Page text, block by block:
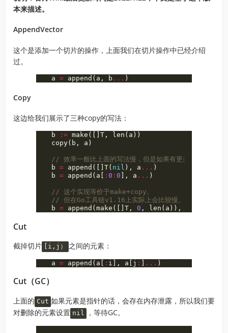
本来描述。
AppendVector
这个是添加一个切片的操作，上面我们在切片操作中已经介绍
过。
a = append ( a , b ... )
Copy
这边给我们展示了三种copy的写法：
b := make ([] T , len ( a ))
copy( b , a )
// 效率一般比上面的写法慢，但是如果有更多，他们效率
b = append ([] T( nil ), a ... )
b = append ( a : 0 : 0 ], a ... )
// 这个实现等价于make+copy。
// 但在Go工具链v1.16上实际上会比较慢。
b = append ( make ([] T , 0 , len ( a )),
Cut
截掉切片 [i,j） 之间的元素：
a = append ( a : i ], a j : ... )
Cut（GC）
上面的 Cut 如果元素是指针的话，会存在内存泄露，所以我们要
对删除的元素设置 nil ，等待GC。